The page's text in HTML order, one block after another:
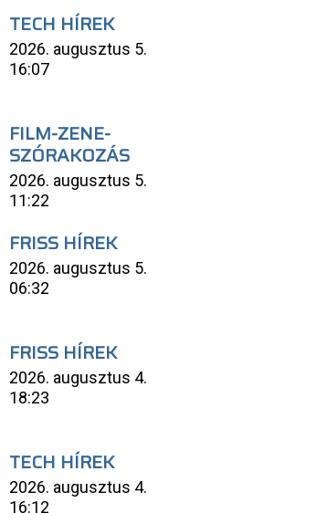
TECH HÍREK
2026. augusztus 5.
16:07
FILM-ZENE-
SZÓRAKOZÁS
2026. augusztus 5.
11:22
FRISS HÍREK
2026. augusztus 5.
06:32
FRISS HÍREK
2026. augusztus 4.
18:23
TECH HÍREK
2026. augusztus 4.
16:12